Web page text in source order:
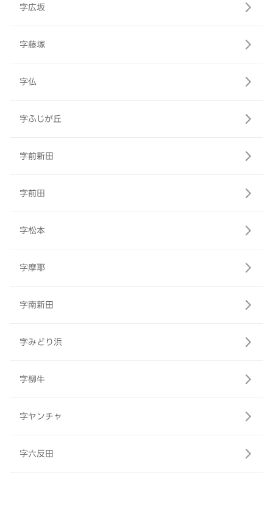
字広坂
字藤塚
字仏
字ふじが丘
字前新田
字前田
字松本
字摩耶
字南新田
字みどり浜
字柳牛
字ヤンチャ
字六反田